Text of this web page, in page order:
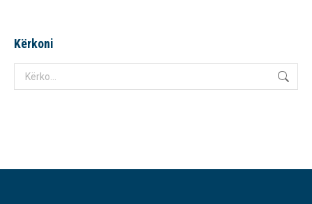
Kërkoni
Search: